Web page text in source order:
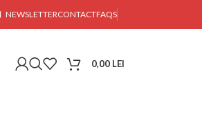
NEWSLETTERCONTACTFAQS
0,00 LEI